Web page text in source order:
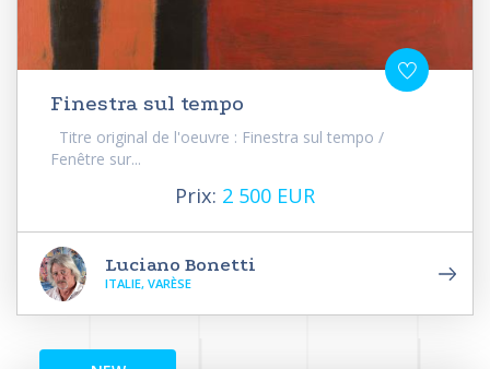
Finestra sul tempo
Titre original de l'oeuvre : Finestra sul tempo /
Fenêtre sur...
Prix: 2 500 EUR
Luciano Bonetti
ITALIE, VARÈSE